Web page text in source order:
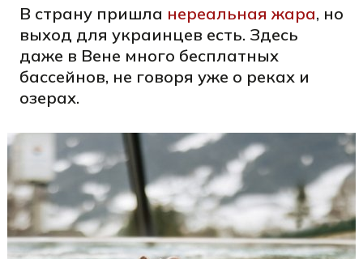
В страну пришла нереальная жара, но
выход для украинцев есть. Здесь
даже в Вене много бесплатных
бассейнов, не говоря уже о реках и
озерах.